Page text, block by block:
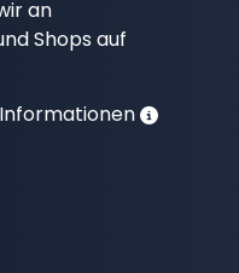
an
Shops auf